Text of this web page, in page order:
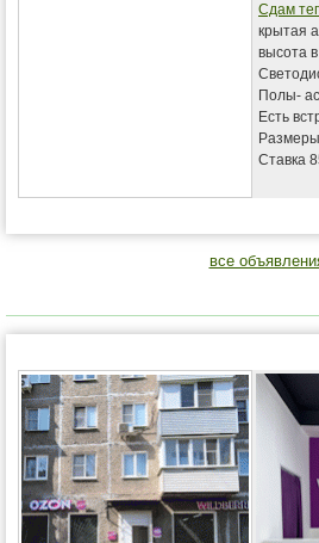
Сдам
крытая
высота
Полы-
Есть
Ставка
все